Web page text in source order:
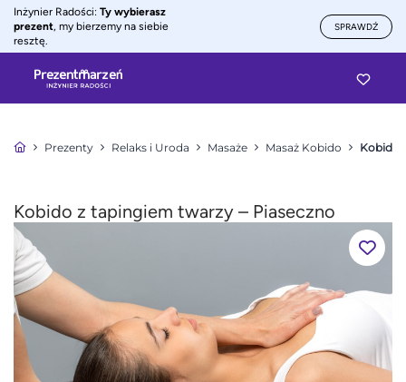
Inżynier Radości: Ty wybierasz
prezent, my bierzemy na siebie
resztę.
SPRAWDŹ
Prezenty Relaks i Uroda Masaże Masaż Kobido Kobido
Kobido z tapingiem twarzy – Piaseczno